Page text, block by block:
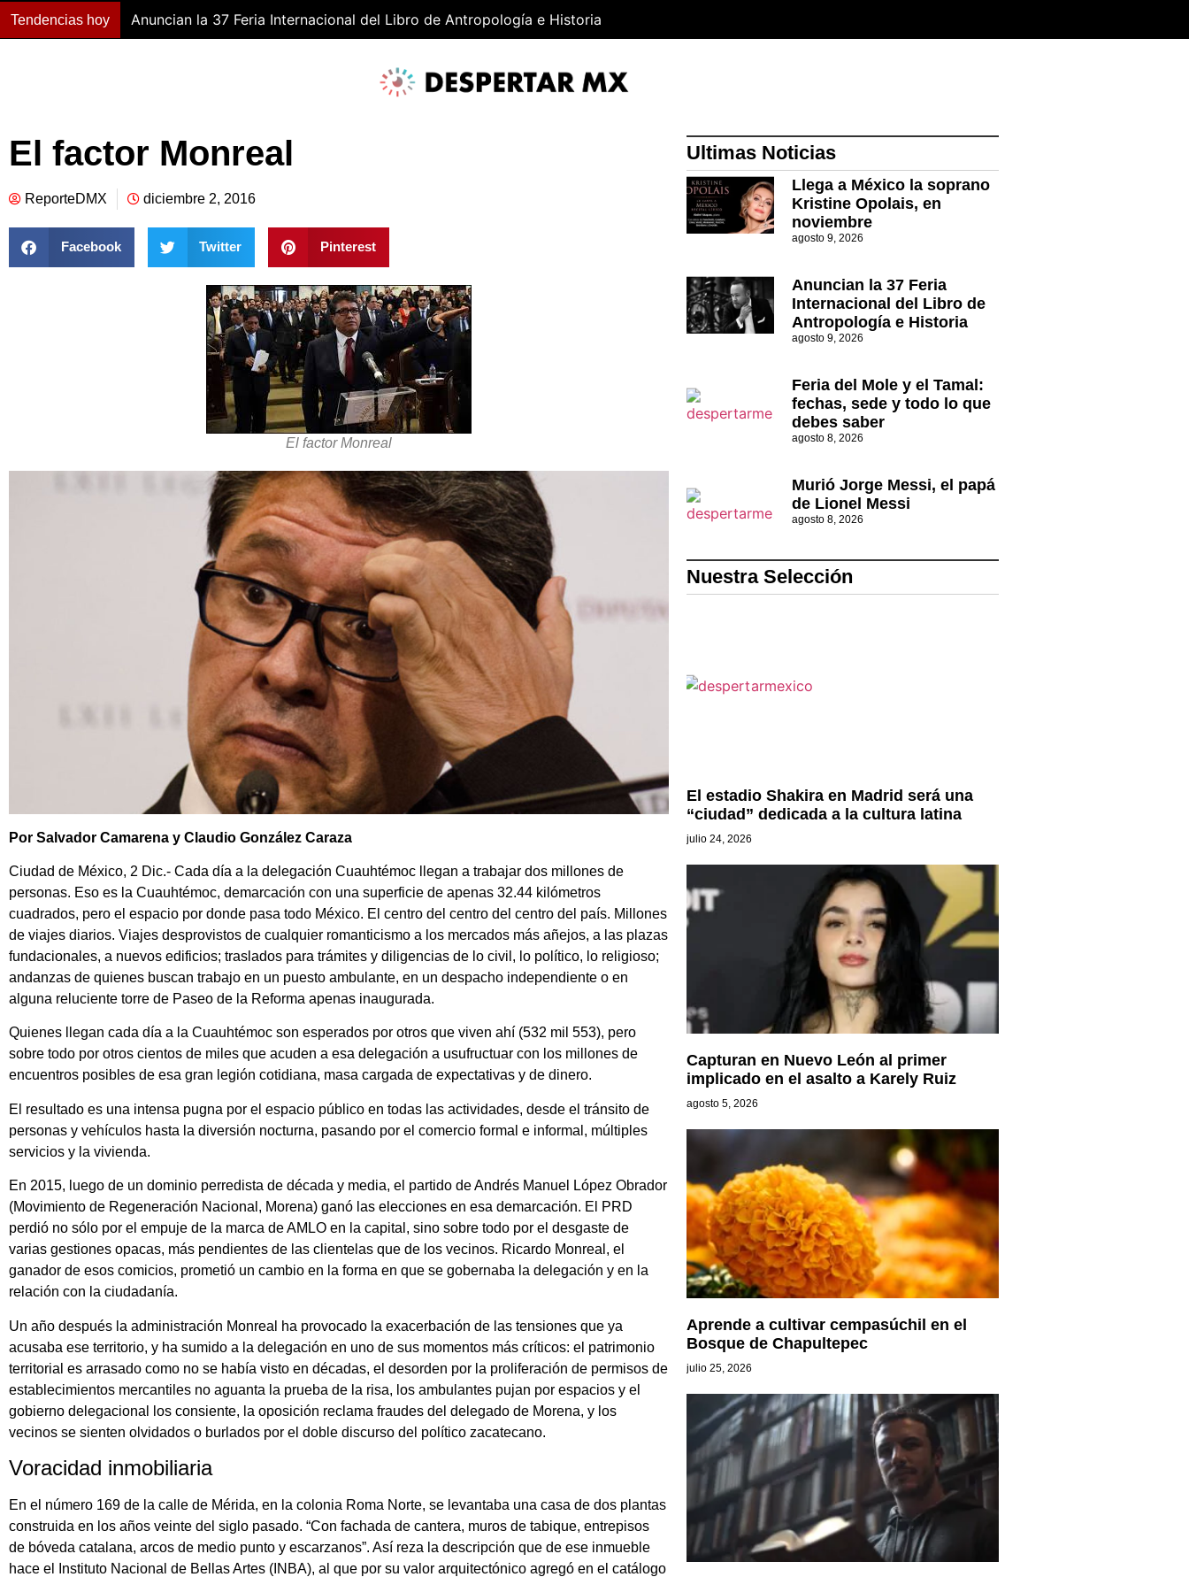
Tendencias hoy Anuncian la 37 Feria Internacional del Libro de Antropología e Historia
El factor Monreal
ReporteDMX diciembre 2, 2016
Facebook Twitter Pinterest
El factor Monreal
Por Salvador Camarena y Claudio González Caraza
Ciudad de México, 2 Dic.- Cada día a la delegación Cuauhtémoc llegan a trabajar dos millones de
personas. Eso es la Cuauhtémoc, demarcación con una superficie de apenas 32.44 kilómetros
cuadrados, pero el espacio por donde pasa todo México. El centro del centro del centro del país. Millones
de viajes diarios. Viajes desprovistos de cualquier romanticismo a los mercados más añejos, a las plazas
fundacionales, a nuevos edificios; traslados para trámites y diligencias de lo civil, lo político, lo religioso;
andanzas de quienes buscan trabajo en un puesto ambulante, en un despacho independiente o en
alguna reluciente torre de Paseo de la Reforma apenas inaugurada.
Quienes llegan cada día a la Cuauhtémoc son esperados por otros que viven ahí (532 mil 553), pero
sobre todo por otros cientos de miles que acuden a esa delegación a usufructuar con los millones de
encuentros posibles de esa gran legión cotidiana, masa cargada de expectativas y de dinero.
El resultado es una intensa pugna por el espacio público en todas las actividades, desde el tránsito de
personas y vehículos hasta la diversión nocturna, pasando por el comercio formal e informal, múltiples
servicios y la vivienda.
En 2015, luego de un dominio perredista de década y media, el partido de Andrés Manuel López Obrador
(Movimiento de Regeneración Nacional, Morena) ganó las elecciones en esa demarcación. El PRD
perdió no sólo por el empuje de la marca de AMLO en la capital, sino sobre todo por el desgaste de
varias gestiones opacas, más pendientes de las clientelas que de los vecinos. Ricardo Monreal, el
ganador de esos comicios, prometió un cambio en la forma en que se gobernaba la delegación y en la
relación con la ciudadanía.
Un año después la administración Monreal ha provocado la exacerbación de las tensiones que ya
acusaba ese territorio, y ha sumido a la delegación en uno de sus momentos más críticos: el patrimonio
territorial es arrasado como no se había visto en décadas, el desorden por la proliferación de permisos de
establecimientos mercantiles no aguanta la prueba de la risa, los ambulantes pujan por espacios y el
gobierno delegacional los consiente, la oposición reclama fraudes del delegado de Morena, y los
vecinos se sienten olvidados o burlados por el doble discurso del político zacatecano.
Voracidad inmobiliaria
En el número 169 de la calle de Mérida, en la colonia Roma Norte, se levantaba una casa de dos plantas
construida en los años veinte del siglo pasado. “Con fachada de cantera, muros de tabique, entrepisos
de bóveda catalana, arcos de medio punto y escarzanos”. Así reza la descripción que de ese inmueble
hace el Instituto Nacional de Bellas Artes (INBA), al que por su valor arquitectónico agregó en el catálogo
Ultimas Noticias
Llega a México la soprano
Kristine Opolais, en
noviembre
agosto 9, 2026
Anuncian la 37 Feria
Internacional del Libro de
Antropología e Historia
agosto 9, 2026
Feria del Mole y el Tamal:
fechas, sede y todo lo que
debes saber
agosto 8, 2026
Murió Jorge Messi, el papá
de Lionel Messi
agosto 8, 2026
Nuestra Selección
El estadio Shakira en Madrid será una
“ciudad” dedicada a la cultura latina
julio 24, 2026
Capturan en Nuevo León al primer
implicado en el asalto a Karely Ruiz
agosto 5, 2026
Aprende a cultivar cempasúchil en el
Bosque de Chapultepec
julio 25, 2026